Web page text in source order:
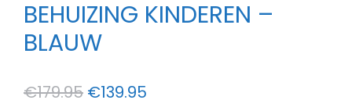
BEHUIZING KINDEREN –
BLAUW
€179.95 Oorspronkelijke
€139.95